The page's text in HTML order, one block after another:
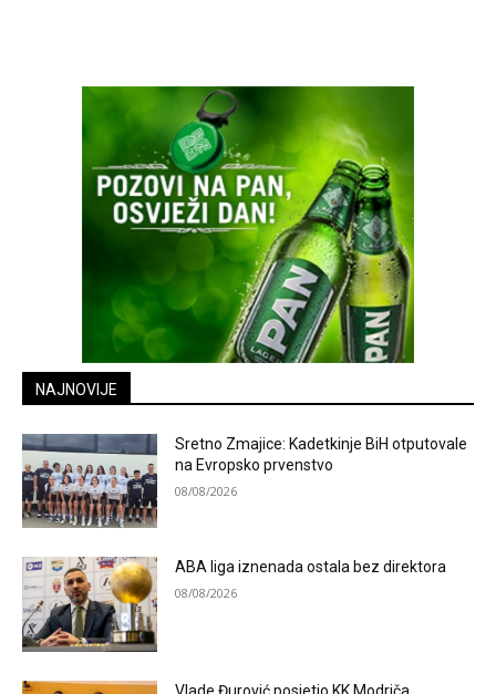
NAJNOVIJE
Sretno Zmajice: Kadetkinje BiH otputovale
na Evropsko prvenstvo
08/08/2026
ABA liga iznenada ostala bez direktora
08/08/2026